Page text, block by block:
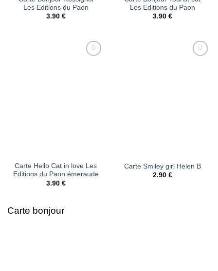
Les Editions du Paon
3.90 €
Les Editions du Paon
3.90 €
Carte Hello Cat in love Les
Editions du Paon émeraude
3.90 €
Carte Smiley girl Helen B
2.90 €
Carte bonjour